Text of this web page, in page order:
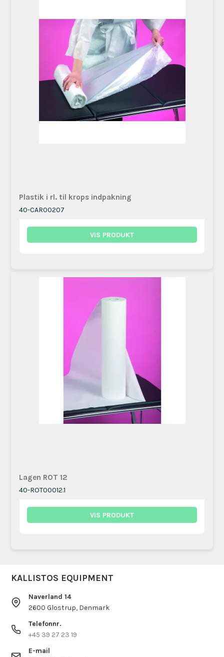
Plastik i rl. til krops indpakning
40-CAR00207
VIS PRODUKT
Lagen ROT 12
40-ROT00012.1
VIS PRODUKT
KALLISTOS EQUIPMENT
Naverland 14
2600 Glostrup, Denmark
Telefonnr.
+45 39 27 23 19
E-mail